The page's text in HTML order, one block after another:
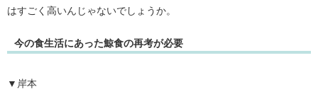
はすごく高いんじゃないでしょうか。
今の食生活にあった鯨食の再考が必要
▼岸本